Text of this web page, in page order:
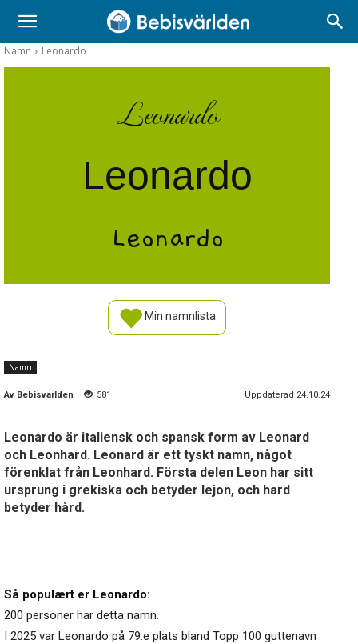
Namn Leonardo
Leonardo
Leonardo
Leonardo
Min namnlista
Namn
Av Bebisvarlden 581 Uppdaterad 24.10.24
Leonardo är italiensk och spansk form av Leonard
och Leonhard. Leonard är ett tyskt namn, något
förenklat från Leonhard. Första delen Leon har sitt
ursprung i grekiska och betyder lejon, och hard
betyder hård.
Så populært er Leonardo:
200 personer har detta namn.
I 2025 var Leonardo på 79:e plats bland Topp 100 guttenavn